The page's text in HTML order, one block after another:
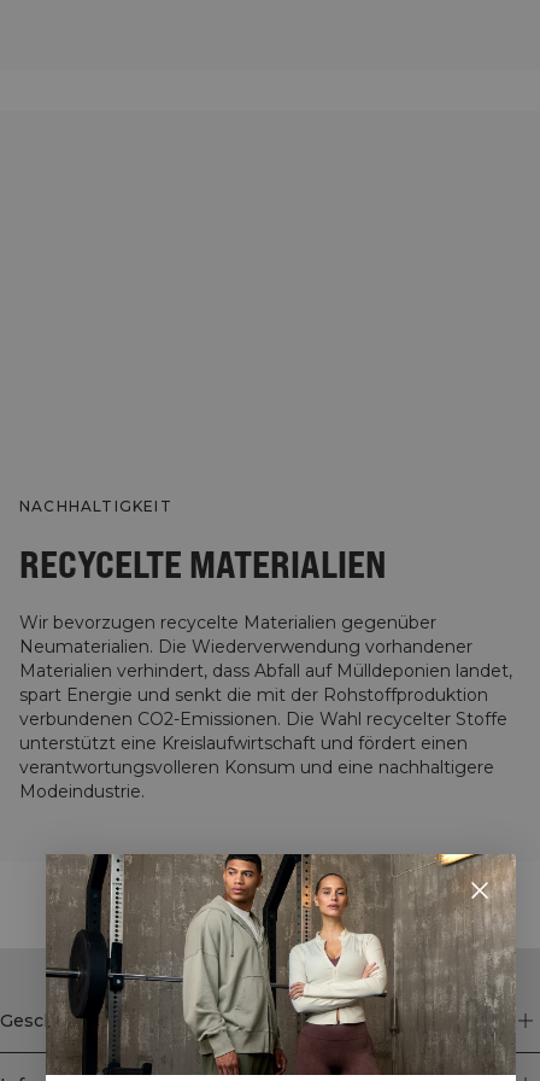
NACHHALTIGKEIT
RECYCELTE MATERIALIEN
Wir bevorzugen recycelte Materialien gegenüber
Neumaterialien. Die Wiederverwendung vorhandener
Materialien verhindert, dass Abfall auf Mülldeponien landet,
spart Energie und senkt die mit der Rohstoffproduktion
verbundenen CO2-Emissionen. Die Wahl recycelter Stoffe
unterstützt eine Kreislaufwirtschaft und fördert einen
verantwortungsvolleren Konsum und eine nachhaltigere
Modeindustrie.
STYLE WITH
Geschäft